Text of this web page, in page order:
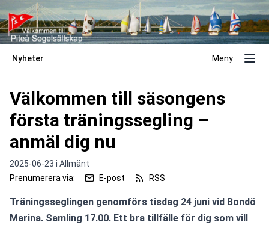
Nyheter Meny
Välkommen till säsongens
första träningssegling –
anmäl dig nu
2025-06-23 i Allmänt
Prenumerera via:
E-post RSS
Träningsseglingen genomförs tisdag 24 juni vid Bondö
Marina. Samling 17.00. Ett bra tillfälle för dig som vill